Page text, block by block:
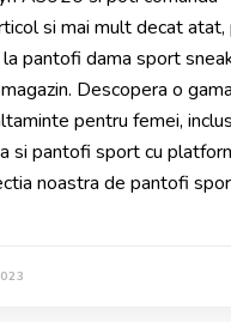
si mai mult decat atat,
pantofi dama sport
Descopera o gama
pentru femei,
si pantofi sport cu
noastra de pantofi